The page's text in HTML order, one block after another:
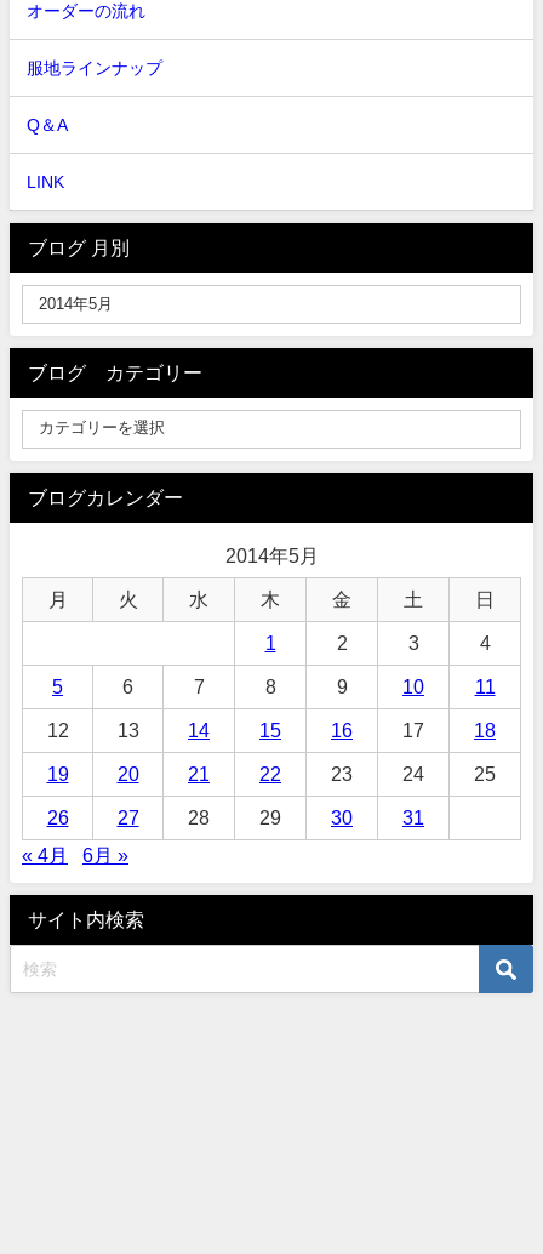
オーダーの流れ
服地ラインナップ
Q＆A
LINK
ブログ 月別
ブログ カテゴリー
ブログカレンダー
2014年5月
月 火 水 木 金 土 日
1 2 3 4
5 6 7 8 9 10 11
12 13 14 15 16 17 18
19 20 21 22 23 24 25
26 27 28 29 30
31
« 4月
6月 »
サイト内検索